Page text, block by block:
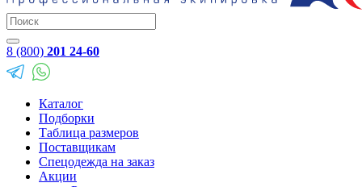
8 (800) 201 24-60
Каталог
Подборки
Таблица размеров
Поставщикам
Спецодежда на заказ
Акции